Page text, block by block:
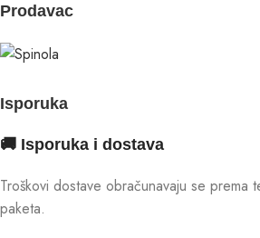
Prodavac
Isporuka
🚚 Isporuka i dostava
Troškovi dostave obračunavaju se prema
paketa.